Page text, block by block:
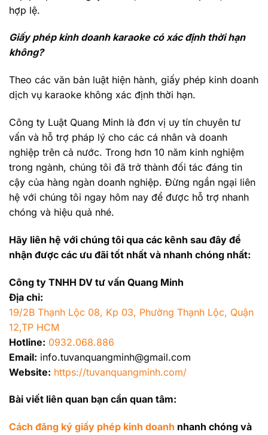
hợp lệ.
Giấy phép kinh doanh karaoke có xác định thời hạn
không?
Theo các văn bản luật hiện hành, giấy phép kinh doanh
dịch vụ karaoke không xác định thời hạn.
Công ty Luật Quang Minh là đơn vị uy tín chuyên tư
vấn và hỗ trợ pháp lý cho các cá nhân và doanh
nghiệp trên cả nước. Trong hơn 10 năm kinh nghiệm
trong ngành, chúng tôi đã trở thành đối tác đáng tin
cậy của hàng ngàn doanh nghiệp. Đừng ngần ngại liên
hệ với chúng tôi ngay hôm nay để được hỗ trợ nhanh
chóng và hiệu quả nhé.
Hãy liên hệ với chúng tôi qua các kênh sau đây để
nhận được các ưu đãi tốt nhất và nhanh chóng nhất:
Công ty TNHH DV tư vấn Quang Minh
Địa chỉ:
19/2B Thạnh Lộc 08, Kp 03, Phường Thạnh Lộc, Quận
12,TP HCM
Hotline: 0932.068.886
Email: info.tuvanquangminh@gmail.com
Website: https://tuvanquangminh.com/
Bài viết liên quan bạn cần quan tâm:
Cách đăng ký giấy phép kinh doanh nhanh chóng và